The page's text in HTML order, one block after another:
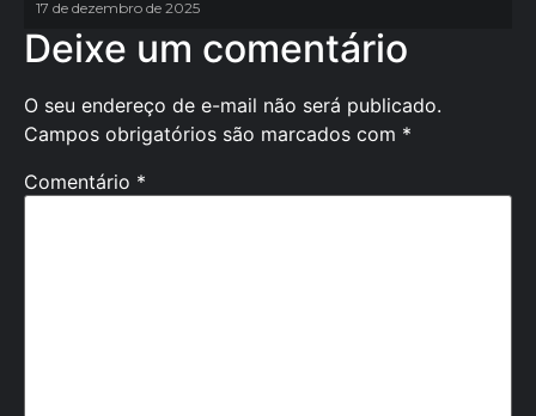
17 de dezembro de 2025
Deixe um comentário
O seu endereço de e-mail não será publicado.
Campos obrigatórios são marcados com *
Comentário *